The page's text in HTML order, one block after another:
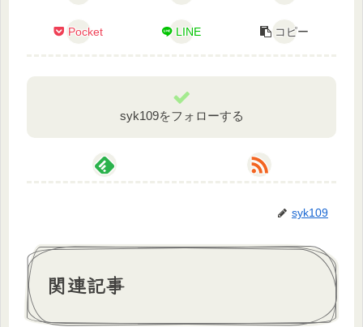
Pocket LINE コピー
syk109をフォローする
syk109
関連記事